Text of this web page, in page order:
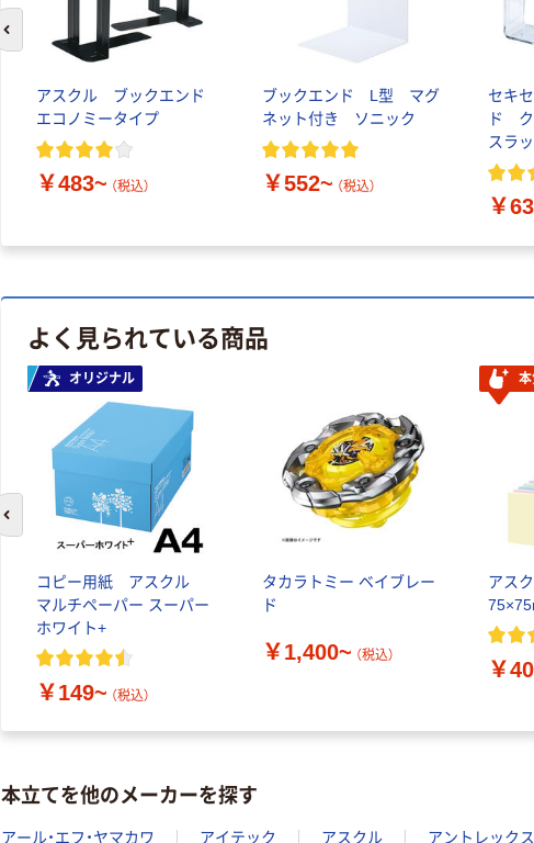
アスクル ブックエンド
エコノミータイプ
￥483~ （税込）
ブックエンド L型 マグ
ネット付き ソニック
￥552~ （税込）
セキ
ド ク
スラ
￥
前のスライドへ
よく見られている商品
オリジナル
コピー用紙 アスクル
マルチペーパー スーパー
ホワイト+
￥149~ （税込）
タカラトミー ベイブレー
ド
￥1,400~ （税込）
アス
￥
前のスライドへ
本立てを他のメーカーを探す
アール・エフ・ヤマカワ アイテック アスクル アントレックス